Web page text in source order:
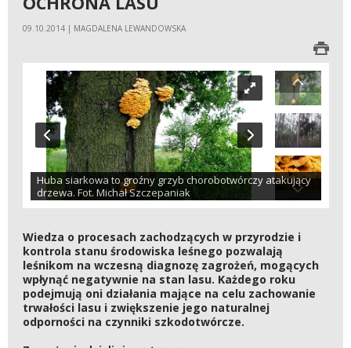
09.10.2014 | MAGDALENA LEWANDOWSKA
Huba siarkowa to groźny grzyb chorobotwórczy atakujący
drzewa. Fot. Michał Szczepaniak
Wiedza o procesach zachodzących w przyrodzie i
kontrola stanu środowiska leśnego pozwalają
leśnikom na wczesną diagnozę zagrożeń, mogących
wpłynąć negatywnie na stan lasu. Każdego roku
podejmują oni działania mające na celu zachowanie
trwałości lasu i zwiększenie jego naturalnej
odporności na czynniki szkodotwórcze.